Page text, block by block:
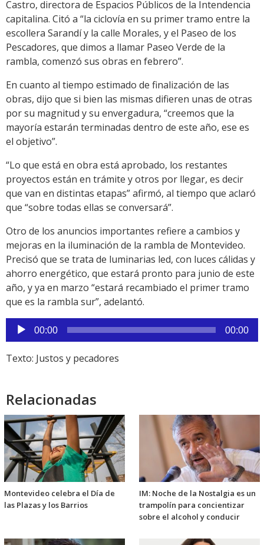
Castro, directora de Espacios Públicos de la Intendencia
capitalina. Citó a “la ciclovía en su primer tramo entre la
escollera Sarandí y la calle Morales, y el Paseo de los
Pescadores, que dimos a llamar Paseo Verde de la
rambla, comenzó sus obras en febrero”.
En cuanto al tiempo estimado de finalización de las
obras, dijo que si bien las mismas difieren unas de otras
por su magnitud y su envergadura, “creemos que la
mayoría estarán terminadas dentro de este año, ese es
el objetivo”.
“Lo que está en obra está aprobado, los restantes
proyectos están en trámite y otros por llegar, es decir
que van en distintas etapas” afirmó, al tiempo que aclaró
que “sobre todas ellas se conversará”.
Otro de los anuncios importantes refiere a cambios y
mejoras en la iluminación de la rambla de Montevideo.
Precisó que se trata de luminarias led, con luces cálidas y
ahorro energético, que estará pronto para junio de este
año, y ya en marzo “estará recambiado el primer tramo
que es la rambla sur”, adelantó.
Reproductor
de
audio
00:00 00:00
Texto: Justos y pecadores
Relacionadas
Montevideo celebra el Día de
las Plazas y los Barrios
IM: Noche de la Nostalgia es un
trampolín para concientizar
sobre el alcohol y conducir